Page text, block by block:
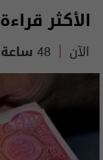
الأكثر قراءة
الآن 48 ساعة